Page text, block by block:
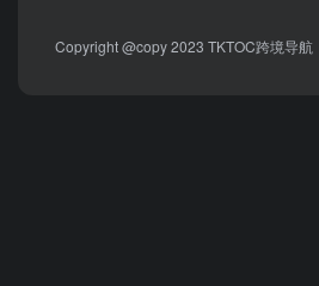
Copyright @copy 2023 TKTOC跨境导航